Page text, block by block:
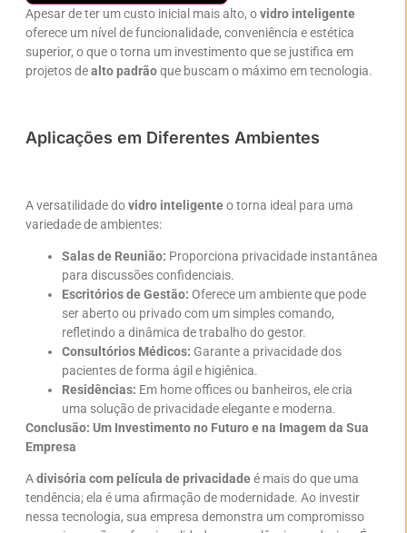
Apesar de ter um custo inicial mais alto, ovidro inteligente
oferece um nível de funcionalidade, conveniência e estética
superior, o que o torna um investimento que se justifica em
projetos dealto padrãoque buscam o máximo em tecnologia.
Aplicações em Diferentes Ambientes
A versatilidade dovidro inteligenteo torna ideal para uma
variedade de ambientes:
Salas de Reunião: Proporciona privacidade instantânea
para discussões confidenciais.
Escritórios de Gestão: Oferece um ambiente que pode
ser aberto ou privado com um simples comando,
refletindo a dinâmica de trabalho do gestor.
Consultórios Médicos: Garante a privacidade dos
pacientes de forma ágil e higiênica.
Residências: Em home offices ou banheiros, ele cria
uma solução de privacidade elegante e moderna.
Conclusão: Um Investimento no Futuro e na Imagem da Sua
Empresa
Adivisória com película de privacidadeé mais do que uma
tendência; ela é uma afirmação de modernidade. Ao investir
nessa tecnologia, sua empresa demonstra um compromisso